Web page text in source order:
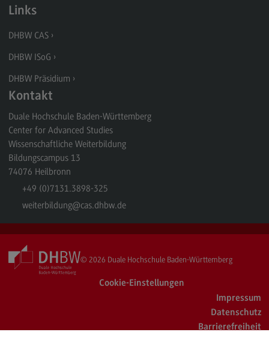
Links
DHBW CAS
DHBW ISoG
DHBW Präsidium
Kontakt
Duale Hochschule Baden-Württemberg
Center for Advanced Studies
Wissenschaftliche Weiterbildung
Bildungscampus 13
74076 Heilbronn
+49 (0)7131.3898-325
weiterbildung@cas.dhbw.de
© 2026 Duale Hochschule Baden-Württemberg
Cookie-Einstellungen
Impressum
Datenschutz
Barrierefreiheit